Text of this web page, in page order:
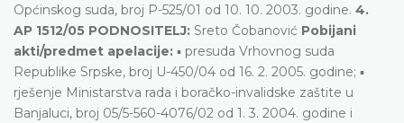
Općinskog suda, broj P-525/01 od 10. 10. 2003. godine. 4.
AP 1512/05 PODNOSITELJ: Sreto Čobanović Pobijani
akti/predmet apelacije: ▪ presuda Vrhovnog suda
Republike Srpske, broj U-450/04 od 16. 2. 2005. godine; ▪
rješenje Ministarstva rada i boračko-invalidske zaštite u
Banjaluci, broj 05/5-560-4076/02 od 1. 3. 2004. godine i